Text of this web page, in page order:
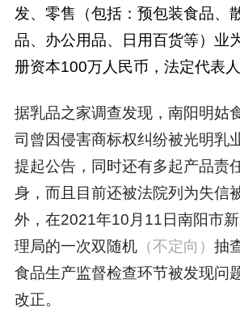
发、零售（包括：预包装食品、
品、办公用品、日用百货等）业
册资本100万人民币，法定代表人
据乳品之家调查发现，南阳明姑
司曾因侵害商标权纠纷被光明乳
提起公告，同时还有多起产品责
身，而且目前还被法院列为失信
外，在2021年10月11日南阳市
理局的一次双随机（不定向） 抽
食品生产监督检查环节被发现问
改正。